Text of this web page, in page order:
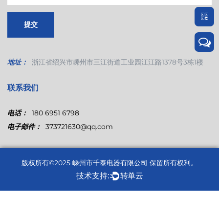
地址： 浙江省绍兴市嵊州市三江街道工业园江江路1378号3栋1楼
联系我们
电话：
180 6951 6798
电子邮件：
373721630@qq.com
版权所有©2025 嵊州市千泰电器有限公司 保留所有权利。
技术支持: 转单云